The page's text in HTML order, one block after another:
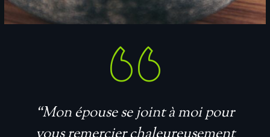
“Mon épouse se joint à moi pour